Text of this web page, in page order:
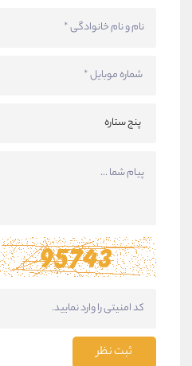
ثبت نظر